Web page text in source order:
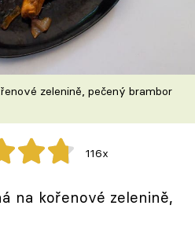
zelenině, pečený brambor
116x
na kořenové zelenině,